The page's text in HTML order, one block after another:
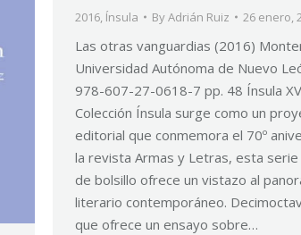
2016, Ínsula ByAdrián Ruiz 26 enero,
Las otras vanguardias (2016)
Universidad Autónoma de Nuevo
978-607-27-0618-7 pp. 48 Ínsula
Colección Ínsula surge como un
editorial que conmemora el 70º
la revista Armas y Letras, esta
de bolsillo ofrece un vistazo al
literario contemporáneo.
que ofrece un ensayo sobre…